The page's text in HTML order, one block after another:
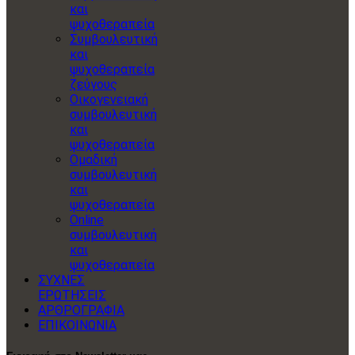
και
ψυχοθεραπεία
Συμβουλευτική
και
ψυχοθεραπεία
ζεύγους
Οικογενειακή
συμβουλευτική
και
ψυχοθεραπεία
Ομαδική
συμβουλευτική
και
ψυχοθεραπεία
Online
συμβουλευτική
και
ψυχοθεραπεία
ΣΥΧΝΕΣ
ΕΡΩΤΗΣΕΙΣ
ΑΡΘΡΟΓΡΑΦΙΑ
ΕΠΙΚΟΙΝΩΝΙΑ